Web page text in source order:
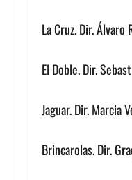
La Cruz. Dir. Álvaro
El Doble. Dir.
Jaguar. Dir. Marcia
Brincarolas. Dir.